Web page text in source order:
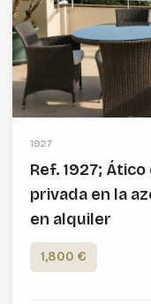
1927
Ref. 1927;
privada en la
en alquiler
1,800 €